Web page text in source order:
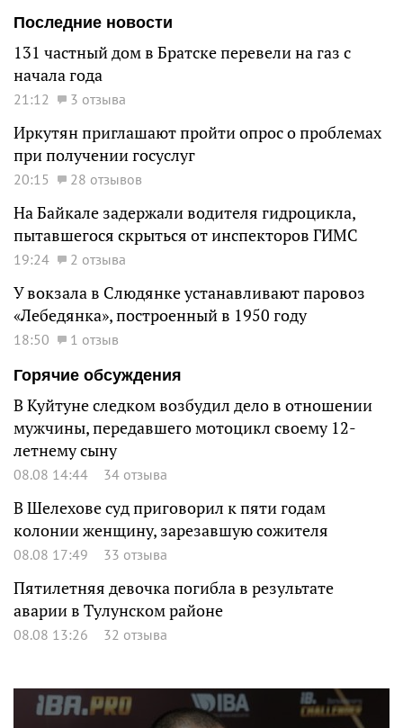
Последние новости
131 частный дом в Братске перевели на газ с
начала года
21:12 3 отзыва
Иркутян приглашают пройти опрос о проблемах
при получении госуслуг
20:15 28 отзывов
На Байкале задержали водителя гидроцикла,
пытавшегося скрыться от инспекторов ГИМС
19:24 2 отзыва
У вокзала в Слюдянке устанавливают паровоз
«Лебедянка», построенный в 1950 году
18:50
1 отзыв
Горячие обсуждения
В Куйтуне следком возбудил дело в отношении
мужчины, передавшего мотоцикл своему 12-
летнему сыну
08.08 14:44 34 отзыва
В Шелехове суд приговорил к пяти годам
колонии женщину, зарезавшую сожителя
08.08 17:49 33 отзыва
Пятилетняя девочка погибла в результате
аварии в Тулунском районе
08.08 13:26 32 отзыва